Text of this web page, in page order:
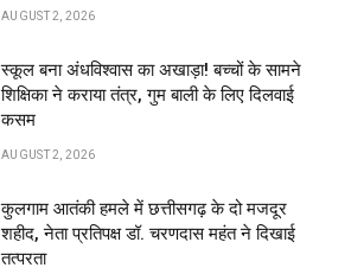
AUGUST 2, 2026
स्कूल बना अंधविश्वास का अखाड़ा! बच्चों के सामने
शिक्षिका ने कराया तंत्र, गुम बाली के लिए दिलवाई
कसम
AUGUST 2, 2026
कुलगाम आतंकी हमले में छत्तीसगढ़ के दो मजदूर
शहीद, नेता प्रतिपक्ष डॉ. चरणदास महंत ने दिखाई
तत्परता